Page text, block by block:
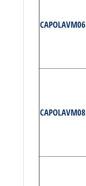
CAPOLAVM06
CAPOLAVM08